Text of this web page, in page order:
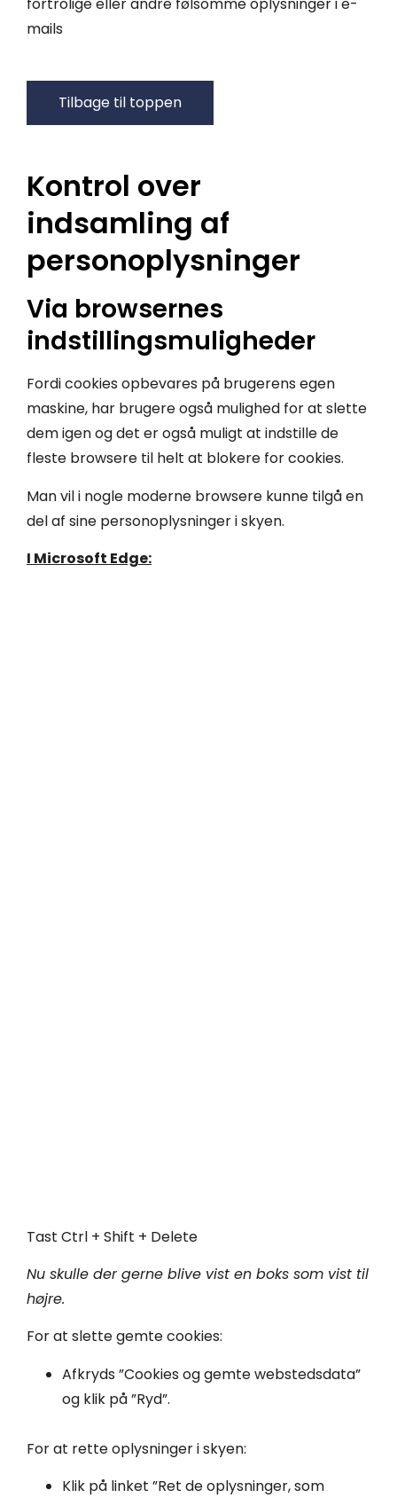
mails
Tilbage til toppen
Kontrol over
indsamling af
personoplysninger
Via browsernes
indstillingsmuligheder
Fordi cookies opbevares på brugerens egen
maskine, har brugere også mulighed for at slette
dem igen og det er også muligt at indstille de
fleste browsere til helt at blokere for cookies.
Man vil i nogle moderne browsere kunne tilgå en
del af sine personoplysninger i skyen.
I Microsoft Edge:
Tast Ctrl + Shift + Delete
Nu skulle der gerne blive vist en boks som vist til
højre.
For at slette gemte cookies:
Afkryds ”Cookies og gemte webstedsdata”
og klik på ”Ryd”.
For at rette oplysninger i skyen:
Klik på linket ”Ret de oplysninger, som